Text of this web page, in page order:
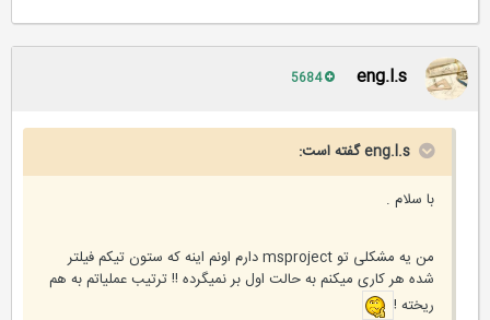
eng.l.s
eng.l.s گفته است:
با سلام .
من یه مشکلی تو msproject دارم اونم اینه که ستون تیکم فیلتر
شده هر کاری میکنم به حالت اول بر نمیگرده !! ترتیب عملیاتم به هم
ریخته !